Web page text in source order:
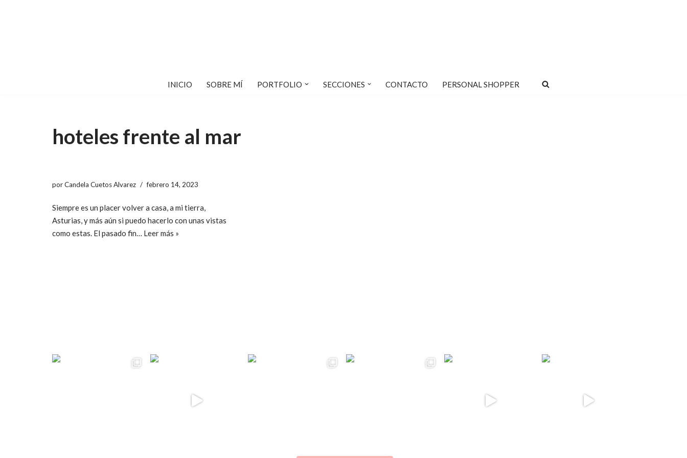
INICIO SOBRE MÍ PORTFOLIO SECCIONES CONTACTO PERSONAL SHOPPER
hoteles frente al mar
porCandela Cuetos Alvarez febrero 14, 2023
Siempre es un placer volver a casa, a mi tierra,
Asturias, y más aún si puedo hacerlo con unas vistas
como estas. El pasado fin… Leer más »